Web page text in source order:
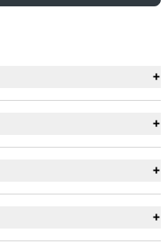
+
+
+
+